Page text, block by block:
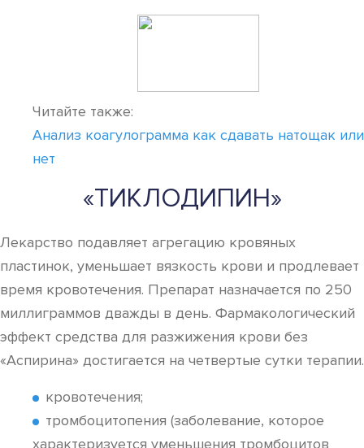
Читайте также:
Анализ коагулограмма как сдавать натощак или
нет
«ТИКЛОДИПИН»
Лекарство подавляет агрегацию кровяных
пластинок, уменьшает вязкость крови и продлевает
время кровотечения. Препарат назначается по 250
миллиграммов дважды в день. Фармакологический
эффект средства для разжижения крови без
«Аспирина» достигается на четвертые сутки терапии.
кровотечения;
тромбоцитопения (заболевание, которое
характеризуется уменьшения тромбоцитов